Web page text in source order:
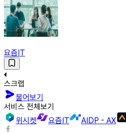
요즘IT
스크랩
물어보기
서비스 전체보기
위시켓
요즘IT AIDP - AX